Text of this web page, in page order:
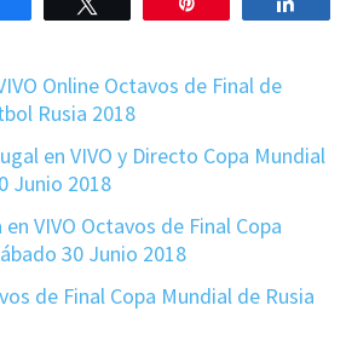
Online Octavos de Final de
Rusia 2018
en VIVO y Directo Copa Mundial
Junio 2018
VIVO Octavos de Final Copa
30 Junio 2018
de Final Copa Mundial de Rusia